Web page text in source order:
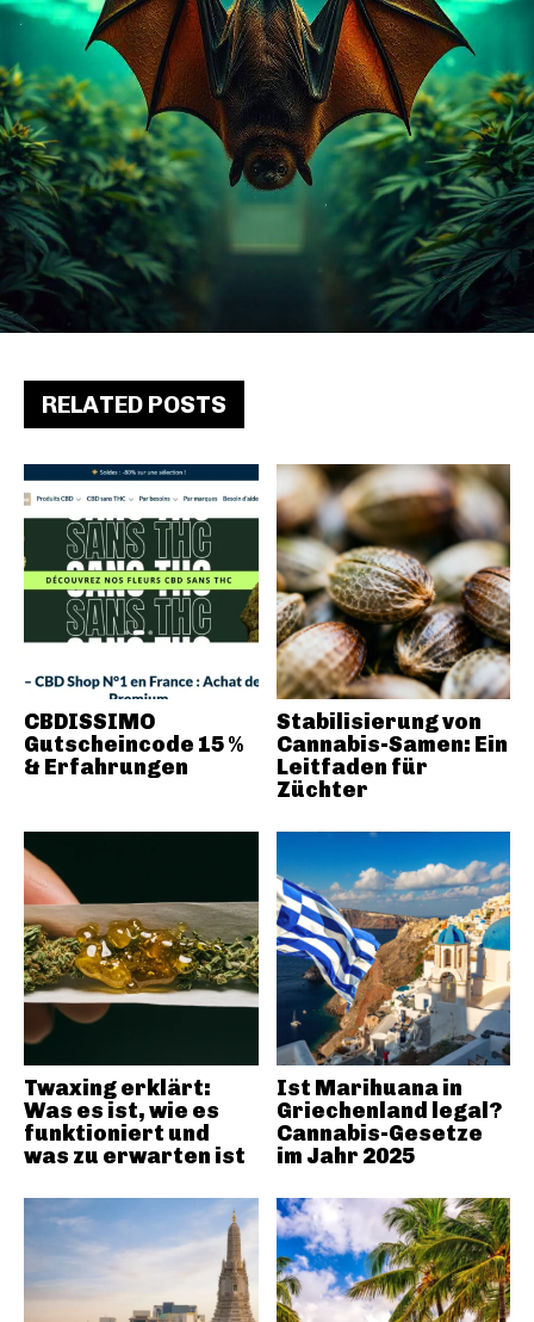
RELATED POSTS
CBDISSIMO
Gutscheincode 15 %
& Erfahrungen
Stabilisierung von
Cannabis-Samen: Ein
Leitfaden für
Züchter
Twaxing erklärt:
Was es ist, wie es
funktioniert und
was zu erwarten ist
Ist Marihuana in
Griechenland legal?
Cannabis-Gesetze
im Jahr 2025